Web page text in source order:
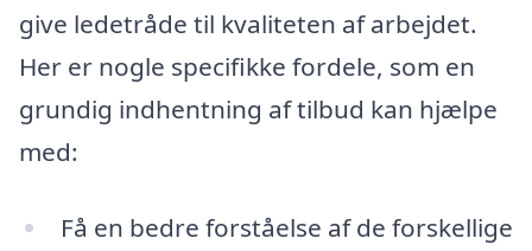
give ledetråde til kvaliteten af arbejdet.
Her er nogle specifikke fordele, som en
grundig indhentning af tilbud kan hjælpe
med:
Få en bedre forståelse af de forskellige